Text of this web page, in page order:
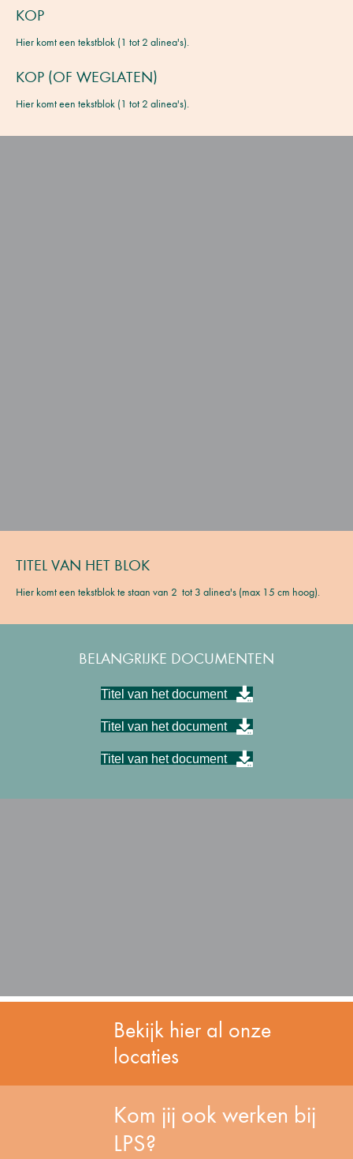
KOP
Hier komt een tekstblok (1 tot 2 alinea's).
KOP (OF WEGLATEN)
Hier komt een tekstblok (1 tot 2 alinea's).
TITEL VAN HET BLOK
Hier komt een tekstblok te staan van 2 tot 3 alinea's (max 15 cm hoog).
BELANGRIJKE DOCUMENTEN
Titel van het document
Titel van het document
Titel van het document
Bekijk hier al onze
locaties
Kom jij ook werken bij
LPS?